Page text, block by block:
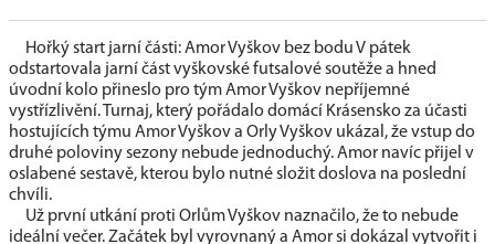
Hořký start jarní části: Amor Vyškov bez bodu V pátek
odstartovala jarní část vyškovské futsalové soutěže a hned
úvodní kolo přineslo pro tým Amor Vyškov nepříjemné
vystřízlivění. Turnaj, který pořádalo domácí Krásensko za účasti
hostujících týmu Amor Vyškov a Orly Vyškov ukázal, že vstup do
druhé poloviny sezony nebude jednoduchý. Amor navíc přijel v
oslabené sestavě, kterou bylo nutné složit doslova na poslední
chvíli.
Už první utkání proti Orlům Vyškov naznačilo, že to nebude
ideální večer. Začátek byl vyrovnaný a Amor si dokázal vytvořit i